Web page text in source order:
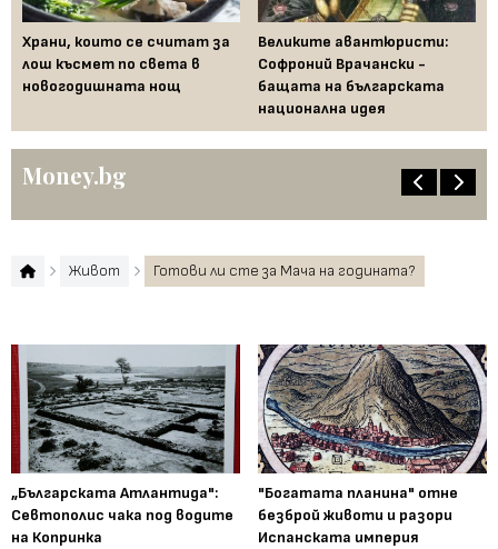
Храни, които се считат за
лош късмет по света в
новогодишната нощ
Великите авантюристи:
Софроний Врачански -
бащата на българската
национална идея
Money.bg
Живот Готови ли сте за Мача на годината?
„Българската Атлантида":
Севтополис чака под водите
на Копринка
"Богатата планина" отне
безброй животи и разори
Испанската империя